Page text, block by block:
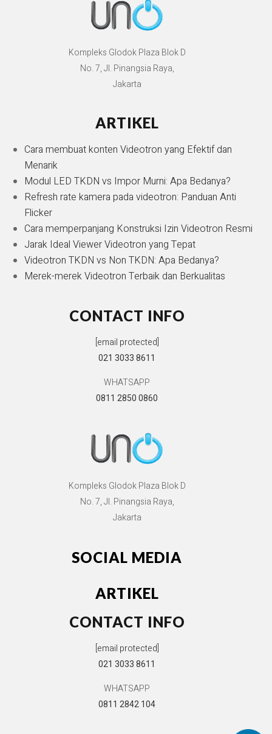
Kompleks Glodok Plaza Blok D
No. 7, Jl. Pinangsia Raya,
Jakarta
ARTIKEL
Cara membuat konten Videotron yang Efektif dan
Menarik
Modul LED TKDN vs Impor Murni: Apa Bedanya?
Refresh rate kamera pada videotron: Panduan Anti
Flicker
Cara memperpanjang Konstruksi Izin Videotron Resmi
Jarak Ideal Viewer Videotron yang Tepat
Videotron TKDN vs Non TKDN: Apa Bedanya?
Merek-merek Videotron Terbaik dan Berkualitas
CONTACT INFO
[email protected]
021 3033 8611
WHATSAPP
0811 2850 0860
Kompleks Glodok Plaza Blok D
No. 7, Jl. Pinangsia Raya,
Jakarta
SOCIAL MEDIA
ARTIKEL
CONTACT INFO
[email protected]
021 3033 8611
WHATSAPP
0811 2842 104